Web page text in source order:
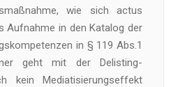
wie sich actus
Aufnahme in den Katalog der
in § 119 Abs.1
geht mit der Delisting-
kein Mediatisierungseffekt